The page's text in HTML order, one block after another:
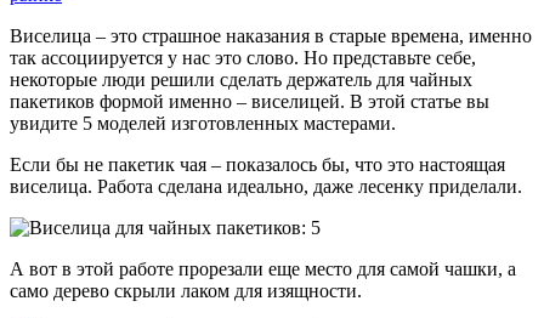
Виселица – это страшное наказания в старые времена, именно
так ассоциируется у нас это слово. Но представьте себе,
некоторые люди решили сделать держатель для чайных
пакетиков формой именно – виселицей. В этой статье вы
увидите 5 моделей изготовленных мастерами.
Если бы не пакетик чая – показалось бы, что это настоящая
виселица. Работа сделана идеально, даже лесенку приделали.
А вот в этой работе прорезали еще место для самой чашки, а
само дерево скрыли лаком для изящности.